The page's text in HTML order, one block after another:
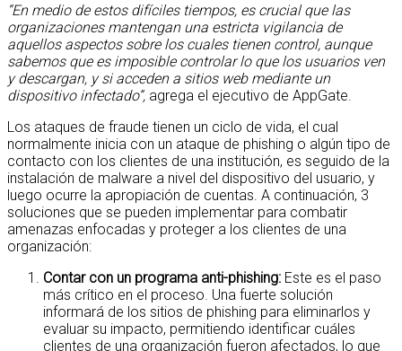
“En medio de estos difíciles tiempos, es crucial que las
organizaciones mantengan una estricta vigilancia de
aquellos aspectos sobre los cuales tienen control, aunque
sabemos que es imposible controlar lo que los usuarios ven
y descargan, y si acceden a sitios web mediante un
dispositivo infectado”, agrega el ejecutivo de AppGate.
Los ataques de fraude tienen un ciclo de vida, el cual
normalmente inicia con un ataque de phishing o algún tipo de
contacto con los clientes de una institución, es seguido de la
instalación de malware a nivel del dispositivo del usuario, y
luego ocurre la apropiación de cuentas. A continuación, 3
soluciones que se pueden implementar para combatir
amenazas enfocadas y proteger a los clientes de una
organización:
Contar con un programa anti-phishing: Este es el paso
más crítico en el proceso. Una fuerte solución
informará de los sitios de phishing para eliminarlos y
evaluar su impacto, permitiendo identificar cuáles
clientes de una organización fueron afectados, lo que